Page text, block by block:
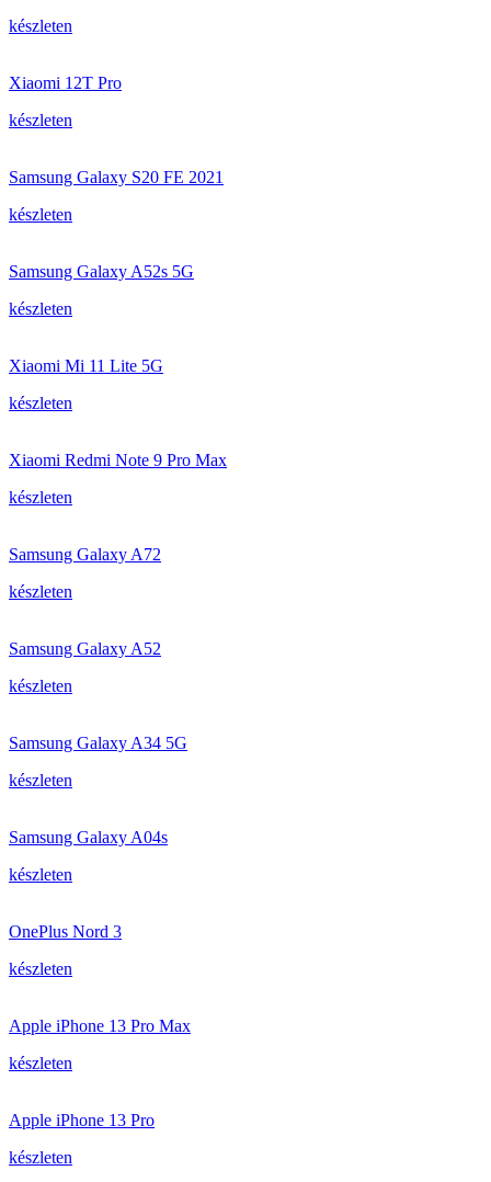
készleten
Xiaomi 12T Pro
készleten
Samsung Galaxy S20 FE 2021
készleten
Samsung Galaxy A52s 5G
készleten
Xiaomi Mi 11 Lite 5G
készleten
Xiaomi Redmi Note 9 Pro Max
készleten
Samsung Galaxy A72
készleten
Samsung Galaxy A52
készleten
Samsung Galaxy A34 5G
készleten
Samsung Galaxy A04s
készleten
OnePlus Nord 3
készleten
Apple iPhone 13 Pro Max
készleten
Apple iPhone 13 Pro
készleten